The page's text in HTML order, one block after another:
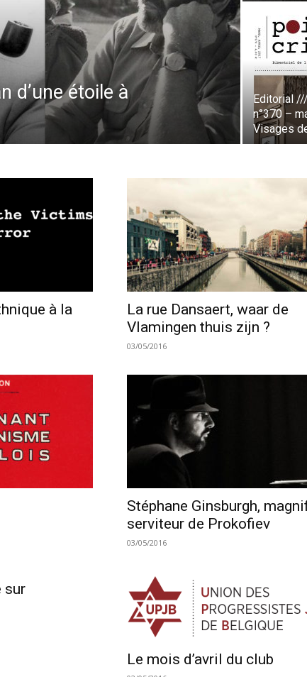
d’une étoile à
Editorial
n°370 –
Visages
à la
La rue Dansaert, waar de
Vlamingen thuis zijn ?
03/05/2016
Stéphane Ginsburgh,
serviteur de Prokofiev
03/05/2016
sur
Le mois d’avril du club